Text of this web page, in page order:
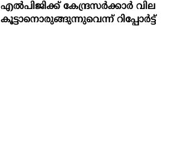
എല്‍പിജിക്ക് കേന്ദ്രസർക്കാർ വില
കൂട്ടാനൊരുങ്ങുന്നുവെന്ന് റിപ്പോർട്ട്